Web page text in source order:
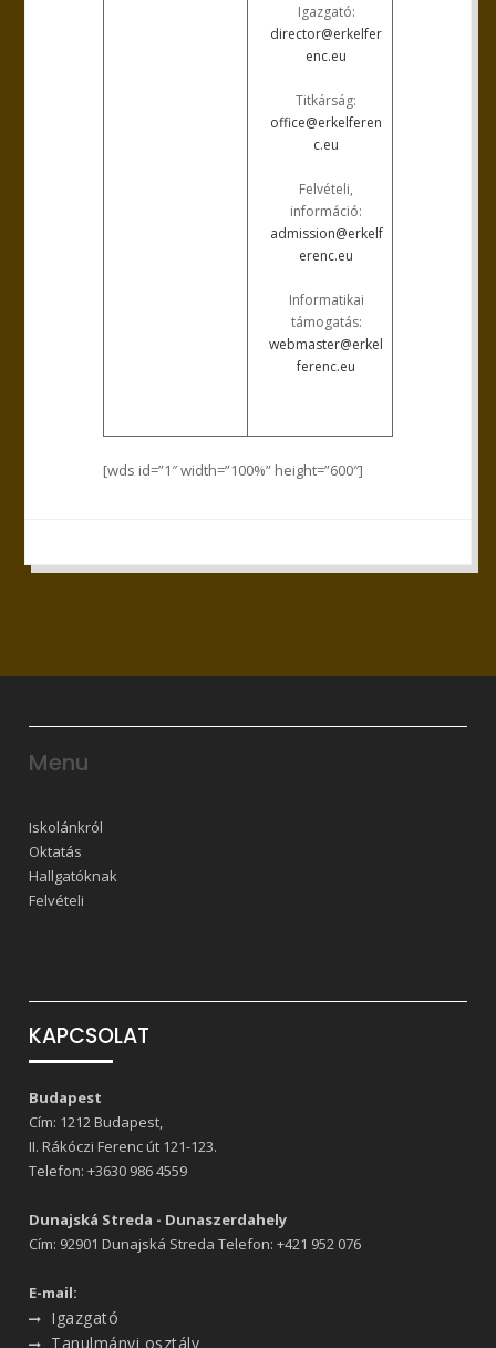
Igazgató:
director@erkelfer
enc.eu
Titkárság:
office@erkelferen
c.eu
Felvételi,
információ:
admission@erkelf
erenc.eu
Informatikai
támogatás:
webmaster@erkel
ferenc.eu
[wds id=”1″ width=”100%” height=”600″]
Menu
Iskolánkról
Oktatás
Hallgatóknak
Felvételi
KAPCSOLAT
Budapest
Cím: 1212 Budapest,
II. Rákóczi Ferenc út 121-123.
Telefon:+3630 986 4559
Dunajská Streda - Dunaszerdahely
Cím: 92901 Dunajská Streda Telefon:+421 952 076
E-mail:
Igazgató
Tanulmányi osztály